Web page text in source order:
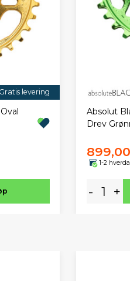
Gratis levering
Absolut
Drev
1-2
- +